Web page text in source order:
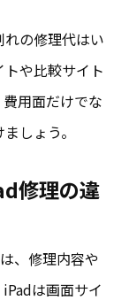
の修理代はい
や比較サイト
用面だけでな
しょう。
修理の違
、修理内容や
は画面サイ